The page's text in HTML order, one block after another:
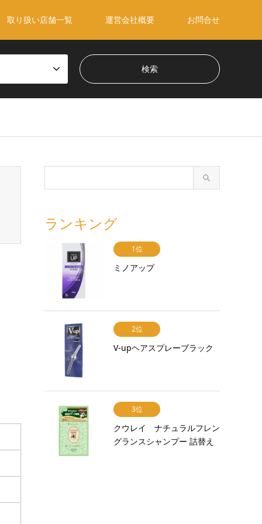
取り扱い店舗一覧 運営会社概要 お問合せ
ランキング
1位
ミノアップ
2位
V-upヘアスプレーブラック
3位
クウレイ ナチュラルフレン
グランスシャンプー 詰替え